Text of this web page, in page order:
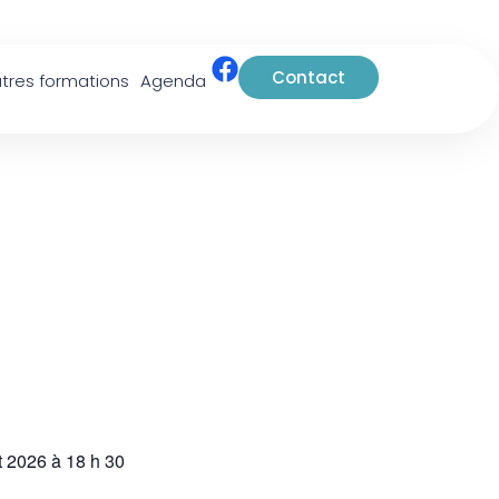
formations Agenda Contact
2026à 18 h 30